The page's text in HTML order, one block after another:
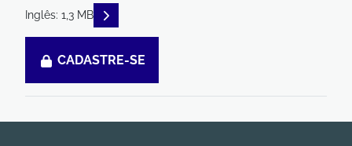
Inglês: 1,3 MB READ DESCRIPTIONS
CADASTRE-SE